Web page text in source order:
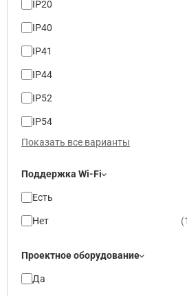
IP20
IP40
IP41
IP44
IP52
IP54
Показать все варианты
Поддержка Wi-Fi
Есть
Нет (
Проектное оборудование
Да